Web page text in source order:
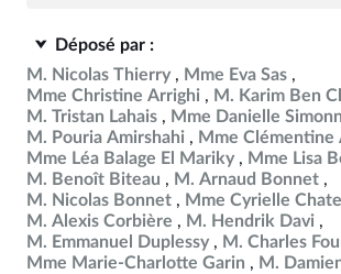
Déposé par :
M. Nicolas Thierry
Mme Eva Sas
Mme Christine Arrighi
M. Karim Ben
M. Tristan Lahais
Mme Danielle
M. Pouria Amirshahi
Mme Clémentine
Mme Léa Balage El Mariky
Mme Lisa
M. Benoît Biteau
M. Arnaud Bonnet
M. Nicolas Bonnet
Mme Cyrielle
M. Alexis Corbière
M. Hendrik Davi
M. Emmanuel Duplessy
M. Charles
Mme Marie-Charlotte Garin
M.